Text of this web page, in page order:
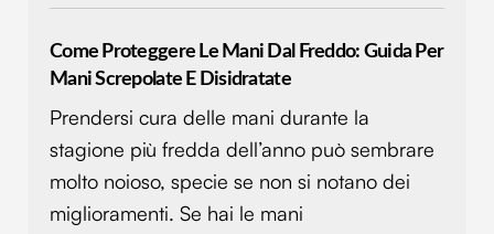
Come Proteggere Le Mani Dal Freddo: Guida Per
Mani Screpolate E Disidratate
Prendersi cura delle mani durante la
stagione più fredda dell’anno può sembrare
molto noioso, specie se non si notano dei
miglioramenti. Se hai le mani